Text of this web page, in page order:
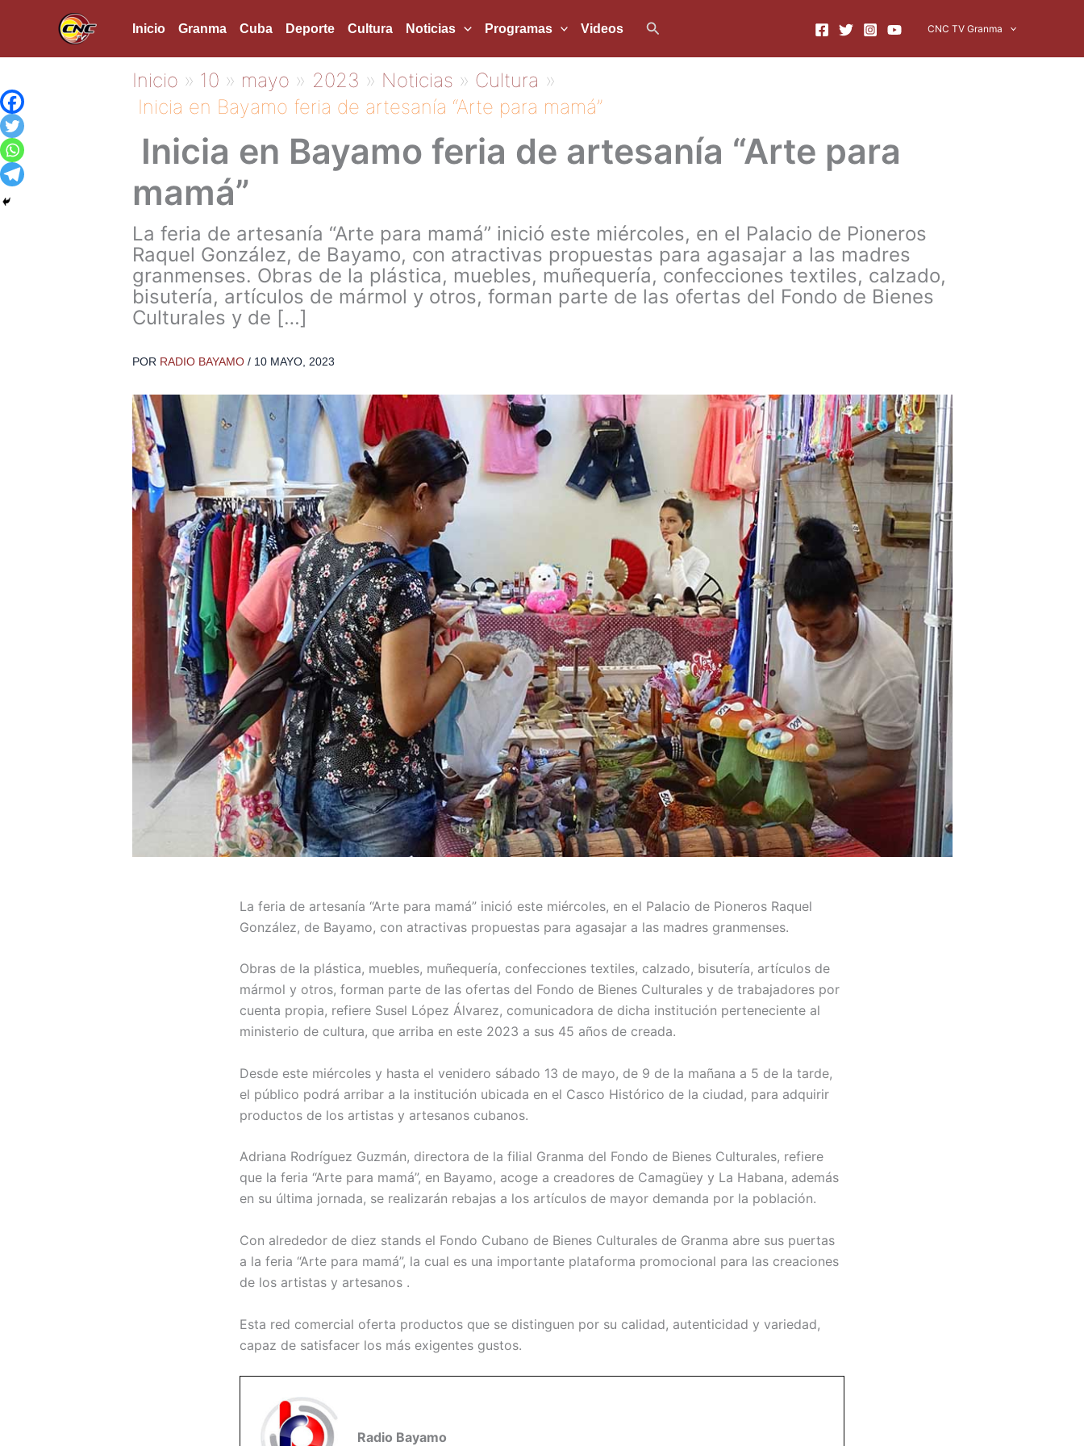
Inicio Granma Cuba Deporte Cultura Noticias Programas Videos Buscar CNC TV Granma
Inicio 10 mayo 2023 Noticias
Cultura
Inicia en Bayamo feria de artesanía “Arte para mamá”
Inicia en Bayamo feria de artesanía “Arte para
mamá”
La feria de artesanía “Arte para mamá” inició este miércoles, en el Palacio de Pioneros
Raquel González, de Bayamo, con atractivas propuestas para agasajar a las madres
granmenses. Obras de la plástica, muebles, muñequería, confecciones textiles, calzado,
bisutería, artículos de mármol y otros, forman parte de las ofertas del Fondo de Bienes
Culturales y de […]
POR RADIO BAYAMO / 10 MAYO, 2023
La feria de artesanía “Arte para mamá” inició este miércoles, en el Palacio de Pioneros Raquel
González, de Bayamo, con atractivas propuestas para agasajar a las madres granmenses.
Obras de la plástica, muebles, muñequería, confecciones textiles, calzado, bisutería, artículos de
mármol y otros, forman parte de las ofertas del Fondo de Bienes Culturales y de trabajadores por
cuenta propia, refiere Susel López Álvarez, comunicadora de dicha institución perteneciente al
ministerio de cultura, que arriba en este 2023 a sus 45 años de creada.
Desde este miércoles y hasta el venidero sábado 13 de mayo, de 9 de la mañana a 5 de la tarde,
el público podrá arribar a la institución ubicada en el Casco Histórico de la ciudad, para adquirir
productos de los artistas y artesanos cubanos.
Adriana Rodríguez Guzmán, directora de la filial Granma del Fondo de Bienes Culturales, refiere
que la feria “Arte para mamá”, en Bayamo, acoge a creadores de Camagüey y La Habana, además
en su última jornada, se realizarán rebajas a los artículos de mayor demanda por la población.
Con alrededor de diez stands el Fondo Cubano de Bienes Culturales de Granma abre sus puertas
a la feria “Arte para mamá”, la cual es una importante plataforma promocional para las creaciones
de los artistas y artesanos .
Esta red comercial oferta productos que se distinguen por su calidad, autenticidad y variedad,
capaz de satisfacer los más exigentes gustos.
Radio Bayamo